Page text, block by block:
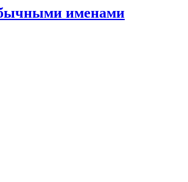
именами